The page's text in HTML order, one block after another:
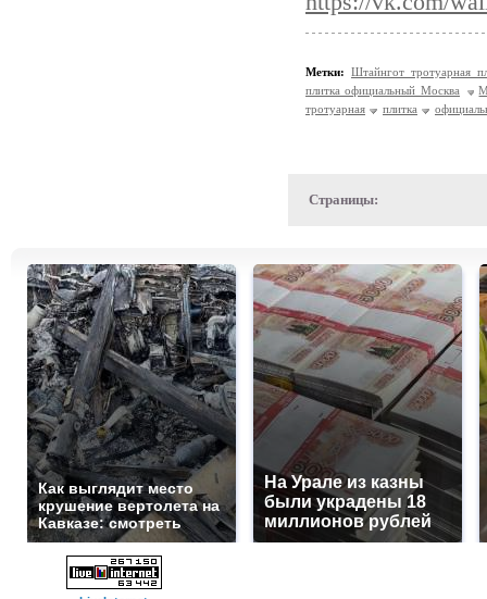
Метки: Штайнгот тротуарная
плитка официальный Москва
тротуарная
плитка
Страницы:
Как выглядит место
крушение вертолета на
Кавказе: смотреть
На Урале из казны
были украдены 18
миллионов рублей